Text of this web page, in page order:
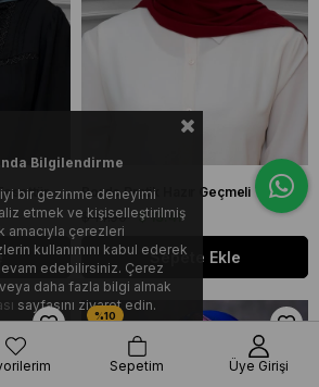
Gri Pratik Hazır Geçmeli Tesettür Bone Sandy Kumaş Taçlı Büzgülü Şifon Atkılı 1208A_15
Bordo Pratik Hazır Geçmeli Tesettür Bone Sandy Kumaş Taçlı Büzgülü Şifon Atkılı 1208A_16
$ 13.41
$ 14.90
Sepete Ekle
Bilgilendirme
bir gezinme deneyimi
etmek ve kişiselleştirilmiş
çerezleri
kullanımını kabul ederek
edebilirsiniz. Çerez
daha fazla bilgi almak
sayfasını ziyaret edin.
Sepetim Üye Girişi